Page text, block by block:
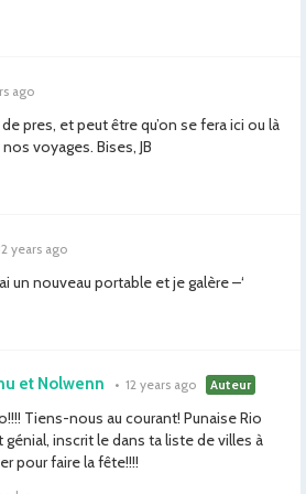
ago
de pres, et peut être qu’on se fera ici ou là
voyages. Bises, JB
years ago
un nouveau portable et je galère –‘
et Nolwenn • 12 years ago Auteur
Tiens-nous au courant! Punaise Rio
génial, inscrit le dans ta liste de villes à
pour faire la fête!!!!